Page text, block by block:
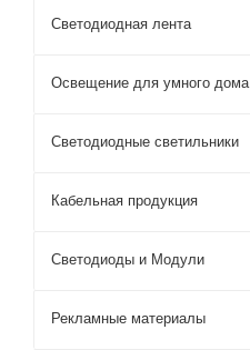
Светодиодная лента
Освещение для умного дома
Светодиодные светильники
Кабельная продукция
Светодиоды и Модули
Рекламные материалы